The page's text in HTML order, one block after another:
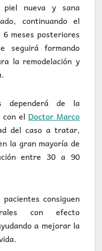
piel nueva y sana
continuando el
6 meses posteriores
seguirá formando
la remodelación y
dependerá de la
el Doctor Marco
del caso a tratar,
la gran mayoría de
entre 30 a 90
consiguen
con efecto
a mejorar la